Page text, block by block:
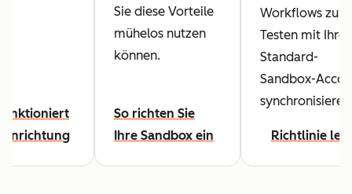
Sie diese Vorteile
mühelos nutzen
können.
So richten Sie
Ihre Sandbox ein
Workflows zum
Testen mit
Standard-
Sandbox-
Richtlinie